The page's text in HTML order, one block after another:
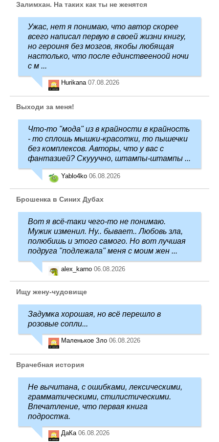
Залимхан. На таких как ты не женятся
Ужас, нет я понимаю, что автор скорее
всего написал первую в своей жизни книгу,
но героиня без мозгов, якобы любящая
настолько, что после единствееноой ночи
с м ...
Hurikana 07.08.2026
Выходи за меня!
Что-то "мода" из в крайности в крайность
- то сплошь мышки-красотки, то пышечки
без комплексов. Авторы, что у вас с
фантазией? Скууучно, штампы-штампы ...
Yablo4ko 06.08.2026
Брошенка в Синих Дубах
Вот я всё-таки чего-то не понимаю.
Мужик изменил. Ну.. бывает.. Любовь зла,
полюбишь и этого самого. Но вот лучшая
подруга "подлежала" меня с моим жен ...
alex_karno 06.08.2026
Ищу жену-чудовище
Задумка хорошая, но всё перешло в
розовые сопли...
Маленькое Зло 06.08.2026
Врачебная история
Не вычитана, с ошибками, лексическими,
грамматическими, стилистическими.
Впечатление, что первая книга
подростка.
ДаКа 06.08.2026